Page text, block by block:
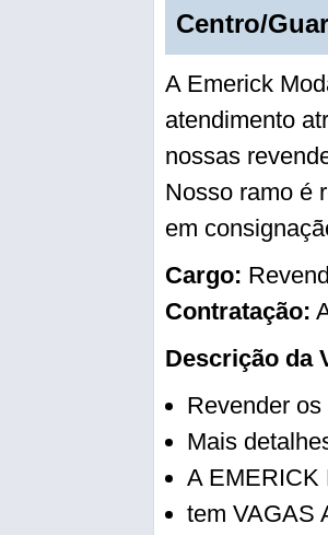
Centro/
A Emerick
atendimento
nossas
Nosso ramo é
em
Cargo:
Contratação:
Descrição da
Revender
Mais
A EMERICK
tem VAGAS